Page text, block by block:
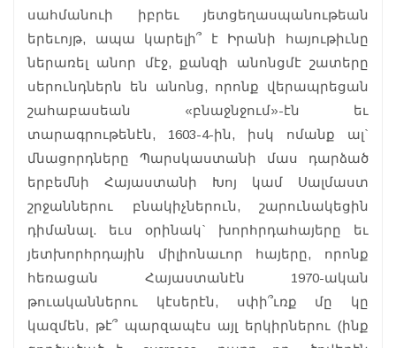
սահմանուի իբրեւ յետցեղասպանութեան
երեւոյթ, ապա կարելի՞ է Իրանի հայութիւնը
ներառել անոր մէջ, քանզի անոնցմէ շատերը
սերունդներն են անոնց, որոնք վերապրեցան
շահաբասեան «բնաջնջում»-էն եւ
տարագրութենէն, 1603-4-ին, իսկ ոմանք ալ`
մնացորդները Պարսկաստանի մաս դարձած
երբեմնի Հայաստանի Խոյ կամ Սալմաստ
շրջաններու բնակիչներուն, շարունակեցին
դիմանալ. եւս օրինակ` խորհրդահայերը եւ
յետխորհրդային միլիոնաւոր հայերը, որոնք
հեռացան Հայաստանէն 1970-ական
թուականներու կէսերէն, սփի՞ւռք մը կը
կազմեն, թէ՞ պարզապէս այլ երկիրներու (ինք